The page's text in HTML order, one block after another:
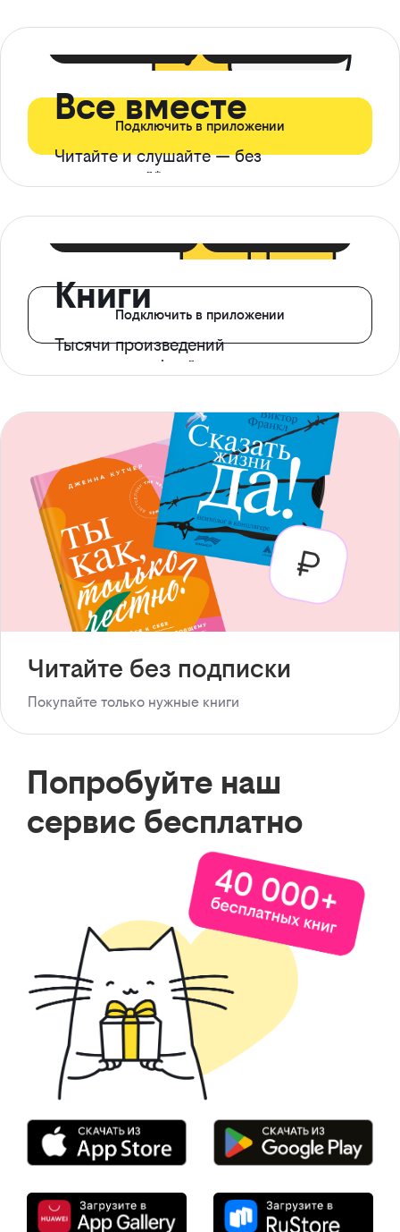
Все вместе
Читайте и слушайте — без
ограничений*
Подключить в приложении
Книги
Тысячи произведений
с доступом офлайн
Подключить в приложении
Читайте без подписки
Покупайте только нужные книги
Попробуйте наш
сервис бесплатно